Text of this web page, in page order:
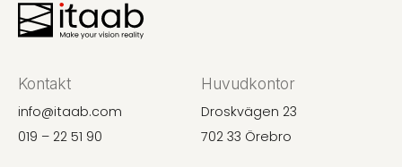
Kontakt
info@itaab.com
019 – 22 51 90
Huvudkontor
Droskvägen 23
702 33 Örebro